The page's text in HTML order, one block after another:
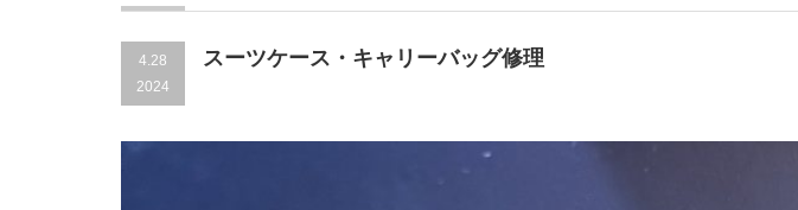
4.28
2024
スーツケース・キャリーバッグ修理